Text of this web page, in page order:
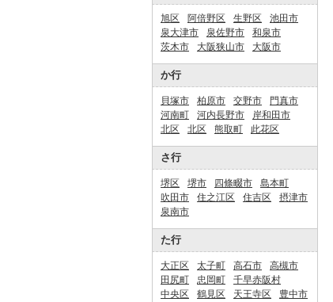
旭区 阿倍野区 生野区
池田市
泉大津市
泉佐野市
和泉市
茨木市
大阪狭山市 大阪市
か行
貝塚市 柏原市 交野市
門真市
河南町
河内長野市
岸和田市
北区
北区 熊取町 此花区
さ行
堺区 堺市 四條畷市
島本町
吹田市
住之江区 住吉区
摂津市
泉南市
た行
大正区 太子町 高石市
高槻市
田尻町
忠岡町
千早赤阪村
中央区
鶴見区 天王寺区
豊中市